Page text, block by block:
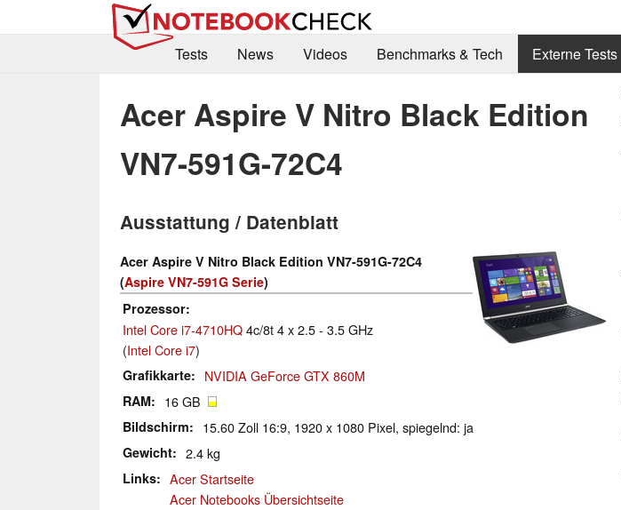
Tests
News Videos Benchmarks & Tech Externe Tests
Acer Aspire V Nitro Black Edition
VN7-591G-72C4
Ausstattung / Datenblatt
Acer Aspire V Nitro Black Edition VN7-591G-72C4
(Aspire VN7-591G Serie)
Prozessor
Intel Core i7-4710HQ4c/8t 4 x 2.5 - 3.5 GHz
(Intel Core i7)
Grafikkarte NVIDIA GeForce GTX 860M
RAM 16 GB
Bildschirm 15.60 Zoll 16:9, 1920 x 1080 Pixel, spiegelnd: ja
Gewicht 2.4 kg
Links
Acer Startseite
Acer Notebooks Übersichtseite